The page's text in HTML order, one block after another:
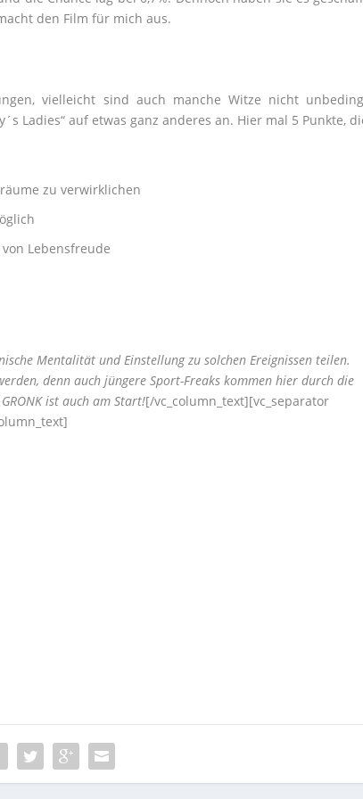
den Film für mich aus.
vielleicht sind auch manche Witze nicht
Ladies“ auf etwas ganz anderes an. Hier mal 5 Punkte,
zu verwirklichen
Lebensfreude
Mentalität und Einstellung zu solchen Ereignissen teilen.
denn auch jüngere Sport-Freaks kommen hier durch die
ist auch am Start![/vc_column_text][vc_separator